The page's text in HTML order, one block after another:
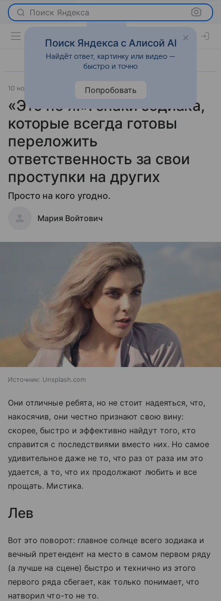
Поиск Яндекса
10 ноября 2023 Гороскопы
«Это не я!»: знаки зодиака,
которые всегда готовы
переложить
ответственность за свои
проступки на других
Просто на кого угодно.
Мария Войтович
Источник: Unsplash.com
Они отличные ребята, но не стоит надеяться, что,
накосячив, они честно признают свою вину:
скорее, быстро и эффективно найдут того, кто
справится с последствиями вместо них. Но самое
удивительное даже не то, что раз от раза им это
удается, а то, что их продолжают любить и все
прощать. Мистика.
Лев
Вот это поворот: главное солнце всего зодиака и
вечный претендент на место в самом первом ряду
(а лучше на сцене) быстро и технично из этого
первого ряда сбегает, как только понимает, что
натворил что-то не то.
Поиск Яндекса с Алисой AI
Найдёт ответ, картинку или видео —
быстро и точно
Попробовать